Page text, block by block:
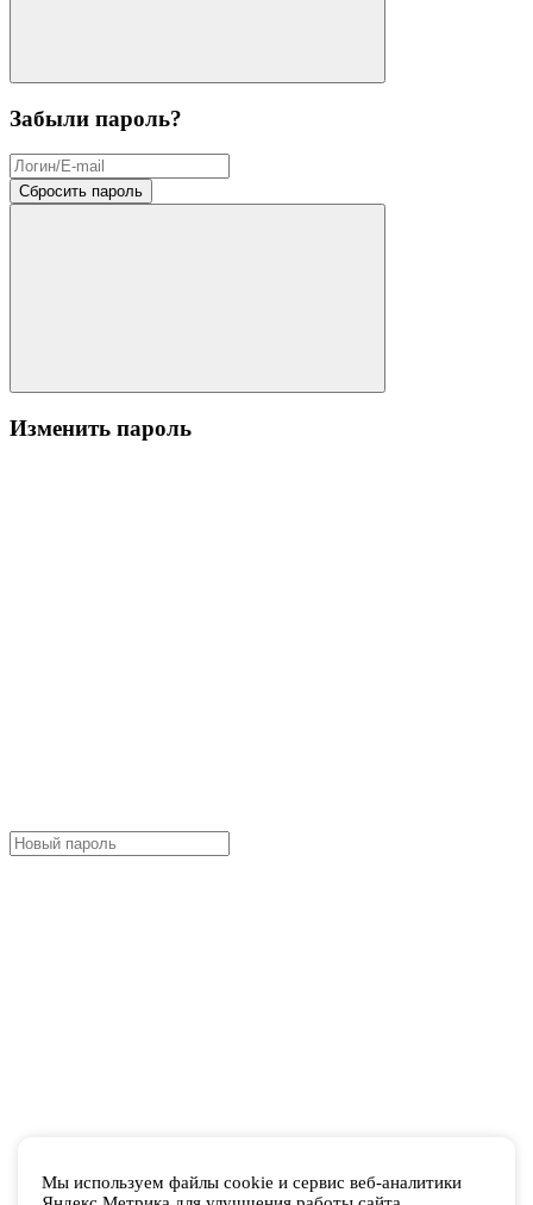
Забыли пароль?
Сбросить пароль
Изменить пароль
Мы используем файлы cookie и сервис веб-аналитики